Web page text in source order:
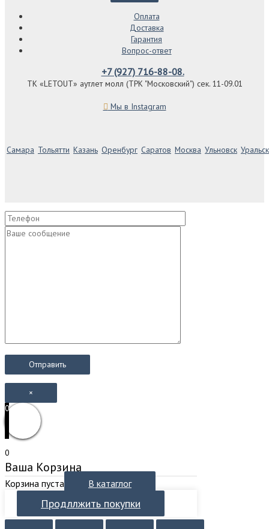
Оплата
Доставка
Гарантия
Вопрос-ответ
+7 (927) 716-88-08.
ТК «LETOUT» аутлет молл (ТРК "Московский") сек. 11-09.01
Мы в Instagram
Самара Тольятти Казань Оренбург Саратов Москва Ульновск Уральск
×
0
0
Ваша Корзина
Корзина пуста В катаглог
Продллжить покупки